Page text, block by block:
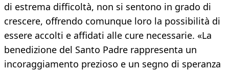
di estrema difficoltà, non si sentono in grado di
crescere, offrendo comunque loro la possibilità di
essere accolti e affidati alle cure necessarie. «La
benedizione del Santo Padre rappresenta un
incoraggiamento prezioso e un segno di speranza